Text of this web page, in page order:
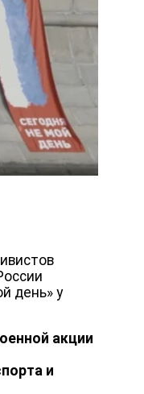
день» у
акции
и